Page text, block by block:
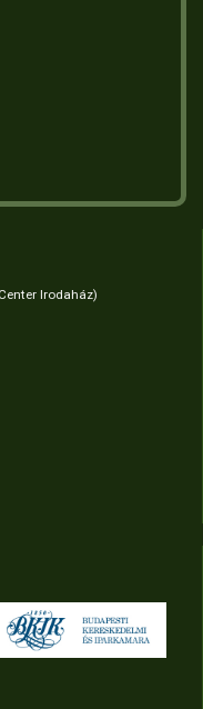
Irodaház)